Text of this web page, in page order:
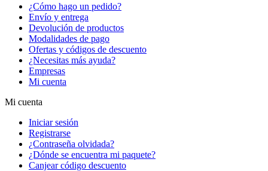
¿Cómo hago un pedido?
Envío y entrega
Devolución de productos
Modalidades de pago
Ofertas y códigos de descuento
¿Necesitas más ayuda?
Empresas
Mi cuenta
Mi cuenta
Iniciar sesión
Registrarse
¿Contraseña olvidada?
¿Dónde se encuentra mi paquete?
Canjear código descuento